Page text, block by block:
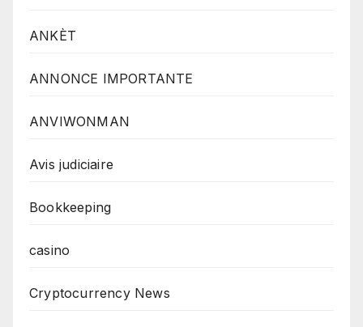
ANKÈT
ANNONCE IMPORTANTE
ANVIWONMAN
Avis judiciaire
Bookkeeping
casino
Cryptocurrency News